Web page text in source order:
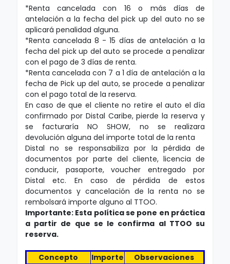
*Renta cancelada con 16 o más días de
antelación a la fecha del pick up del auto no se
aplicará penalidad alguna.
*Renta cancelada 8 - 15 días de antelación a la
fecha del pick up del auto se procede a penalizar
con el pago de 3 días de renta.
*Renta cancelada con 7 a 1 día de antelación a la
fecha de Pick up del auto, se procede a penalizar
con el pago total de la reserva.
En caso de que el cliente no retire el auto el día
confirmado por Distal Caribe, pierde la reserva y
se facturaría NO SHOW, no se realizara
devolución alguna del importe total de la renta
Distal no se responsabiliza por la pérdida de
documentos por parte del cliente, licencia de
conducir, pasaporte, voucher entregado por
Distal etc. En caso de pérdida de estos
documentos y cancelación de la renta no se
rembolsará importe alguno al TTOO.
Importante: Esta política se pone en práctica
a partir de que se le confirma al TTOO su
reserva.
Concepto Importe Observaciones